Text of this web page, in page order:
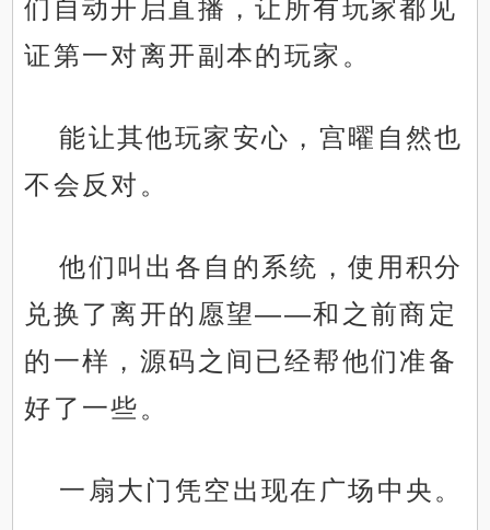
们自动开启直播，让所有玩家都见
证第一对离开副本的玩家。
能让其他玩家安心，宫曜自然也
不会反对。
他们叫出各自的系统，使用积分
兑换了离开的愿望——和之前商定
的一样，源码之间已经帮他们准备
好了一些。
一扇大门凭空出现在广场中央。